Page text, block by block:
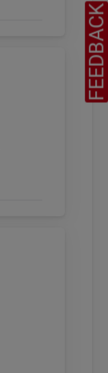
FEEDBACK